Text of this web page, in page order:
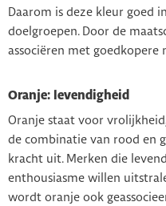
Daarom is deze kleur goed
doelgroepen. Door de
associëren met goedkopere
Oranje: levendigheid
Oranje staat voor
de combinatie van rood en
kracht uit. Merken die
enthousiasme willen
wordt oranje ook